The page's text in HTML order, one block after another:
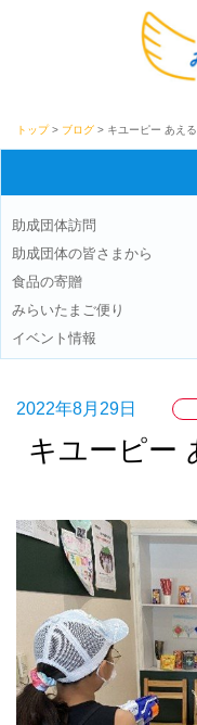
トップ> ブログ > キユーピー あえ
助成団体訪問
助成団体の皆さまから
食品の寄贈
みらいたまご便り
イベント情報
2022年8月29日
キユーピー